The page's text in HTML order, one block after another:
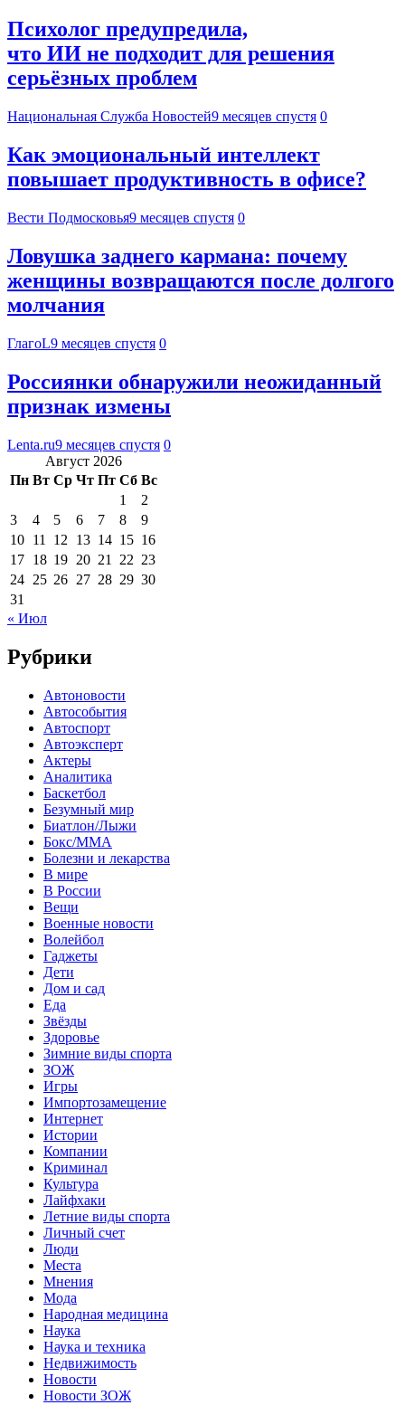
Психолог предупредила,
что ИИ не подходит для решения
серьёзных проблем
Национальная Служба Новостей9 месяцев спустя 0
Как эмоциональный интеллект
повышает продуктивность в офисе?
Вести Подмосковья9 месяцев спустя 0
Ловушка заднего кармана: почему
женщины возвращаются после долгого
молчания
ГлагоL9 месяцев спустя 0
Россиянки обнаружили неожиданный
признак измены
Lenta.ru9 месяцев спустя 0
Август 2026
Пн Вт Ср Чт Пт Сб Вс
1
2
3
4 5 6 7 8
9
10 11 12 13 14 15 16
17 18 19 20 21 22 23
24 25 26 27 28 29 30
31
« Июл
Рубрики
Автоновости
Автособытия
Автоспорт
Автоэксперт
Актеры
Аналитика
Баскетбол
Безумный мир
Биатлон/Лыжи
Бокс/MMA
Болезни и лекарства
В мире
В России
Вещи
Военные новости
Волейбол
Гаджеты
Дети
Дом и сад
Еда
Звёзды
Здоровье
Зимние виды спорта
ЗОЖ
Игры
Импортозамещение
Интернет
Истории
Компании
Криминал
Культура
Лайфхаки
Летние виды спорта
Личный счет
Люди
Места
Мнения
Мода
Народная медицина
Наука
Наука и техника
Недвижимость
Новости
Новости ЗОЖ